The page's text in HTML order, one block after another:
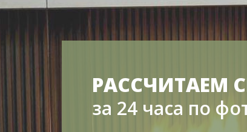
РАССЧИТАЕМ
за 24 часа по